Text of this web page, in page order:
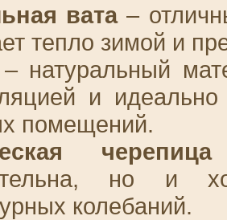
вата–
тепло зимой и
натуральный
и
помещений.
черепица
но и
колебаний.